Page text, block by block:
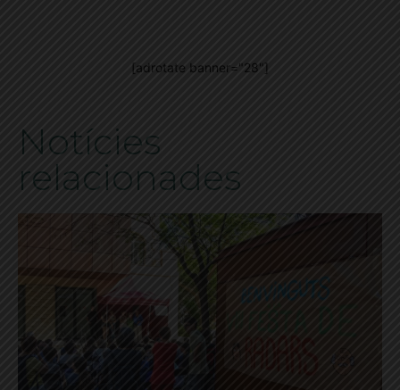
[adrotate banner="28"]
Notícies
relacionades